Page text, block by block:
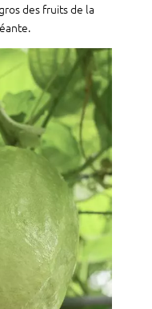
des fruits de la